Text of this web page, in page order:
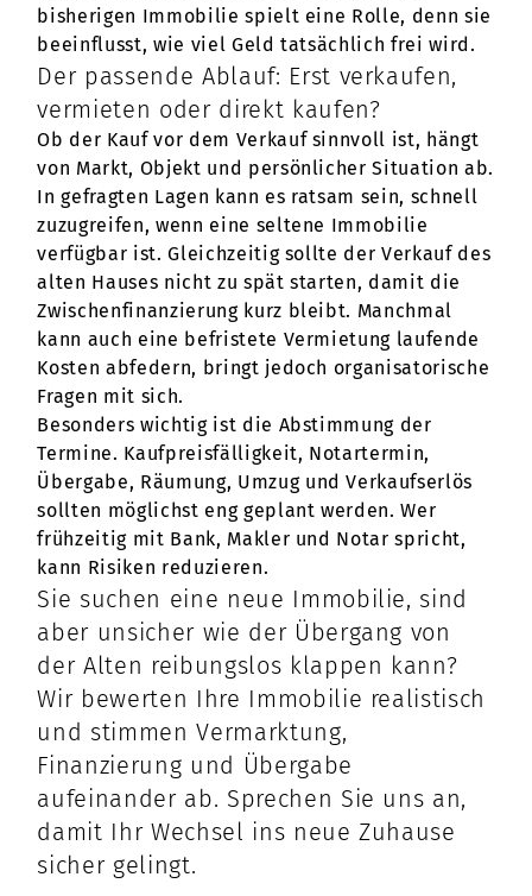
bisherigen Immobilie spielt eine Rolle, denn sie
beeinflusst, wie viel Geld tatsächlich frei wird.
Der passende Ablauf: Erst verkaufen,
vermieten oder direkt kaufen?
Ob der Kauf vor dem Verkauf sinnvoll ist, hängt
von Markt, Objekt und persönlicher Situation ab.
In gefragten Lagen kann es ratsam sein, schnell
zuzugreifen, wenn eine seltene Immobilie
verfügbar ist. Gleichzeitig sollte der Verkauf des
alten Hauses nicht zu spät starten, damit die
Zwischenfinanzierung kurz bleibt. Manchmal
kann auch eine befristete Vermietung laufende
Kosten abfedern, bringt jedoch organisatorische
Fragen mit sich.
Besonders wichtig ist die Abstimmung der
Termine. Kaufpreisfälligkeit, Notartermin,
Übergabe, Räumung, Umzug und Verkaufserlös
sollten möglichst eng geplant werden. Wer
frühzeitig mit Bank, Makler und Notar spricht,
kann Risiken reduzieren.
Sie suchen eine neue Immobilie, sind
aber unsicher wie der Übergang von
der Alten reibungslos klappen kann?
Wir bewerten Ihre Immobilie realistisch
und stimmen Vermarktung,
Finanzierung und Übergabe
aufeinander ab. Sprechen Sie uns an,
damit Ihr Wechsel ins neue Zuhause
sicher gelingt.